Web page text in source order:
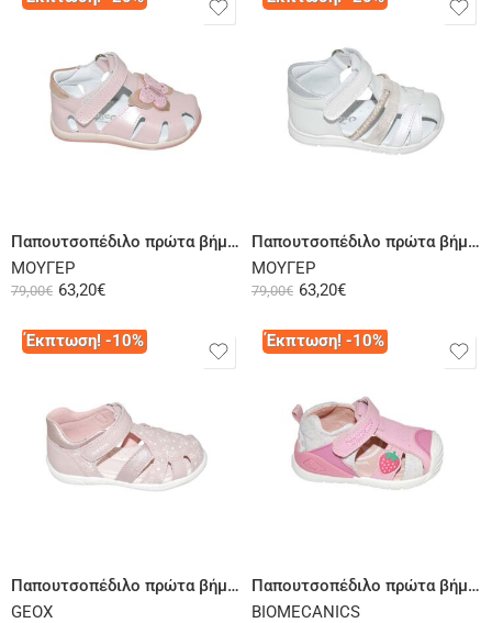
Παπουτσοπέδιλο πρώτα βήματα δερμάτινο ροζ
ΜΟΥΓΕΡ
79,00€ 63,20€
Παπουτσοπέδιλο πρώτα βήματα δερμάτινο λευκό χρυσό
ΜΟΥΓΕΡ
79,00€ 63,20€
Έκπτωση! -10%
Παπουτσοπέδιλο πρώτα βήματα δερμάτινο ροζ
GEOX
Έκπτωση! -10%
Παπουτσοπέδιλο πρώτα βήματα δερμάτινο και ύφασμα ροζ ασημί
BIOMECANICS